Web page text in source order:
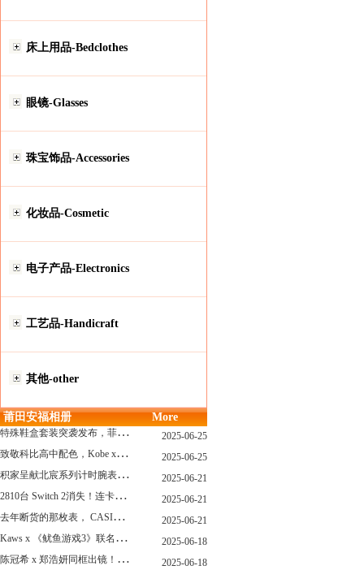
床上用品-Bedclothes
眼镜-Glasses
珠宝饰品-Accessories
化妆品-Cosmetic
电子产品-Electronics
工艺品-Handicraft
其他-other
莆田安福相册 More
特
殊鞋盒套装突袭发布，菲董阿迪“水母鞋”联名要来了！ 2025-06-25
致
敬科比高中配色，Kobe x AF1套装系列曝光！ 2025-06-25
积
家呈献北宸系列计时腕表 搭配全新海洋灰色漆面表盘 2025-06-21
2
810台 Switch 2消失！连卡车司机都懵了 2025-06-21
去
年断货的那枚表， CASIO指环表又要发售了 2025-06-21
K
aws x 《鱿鱼游戏3》联名玩偶曝光，确认发售... 2025-06-18
陈
冠希 x 郑浩妍同框出镜！CLOT x Adidas这个夏天又回来了 2025-06-18